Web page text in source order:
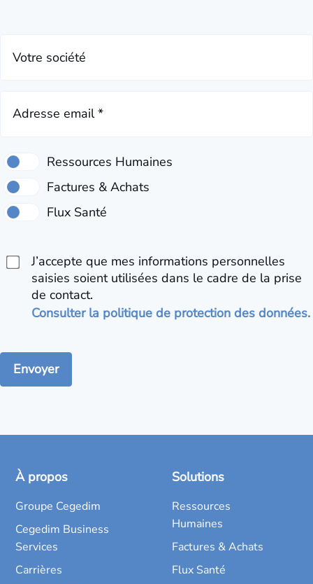
Votre société
Adresse email *
J’accepte que mes informations personnelles
saisies soient utilisées dans le cadre de la prise
de contact.
Consulter la politique de protection des données.
À propos
Groupe Cegedim
Cegedim Business
Services
Carrières
Solutions
Ressources
Humaines
Factures & Achats
Flux Santé